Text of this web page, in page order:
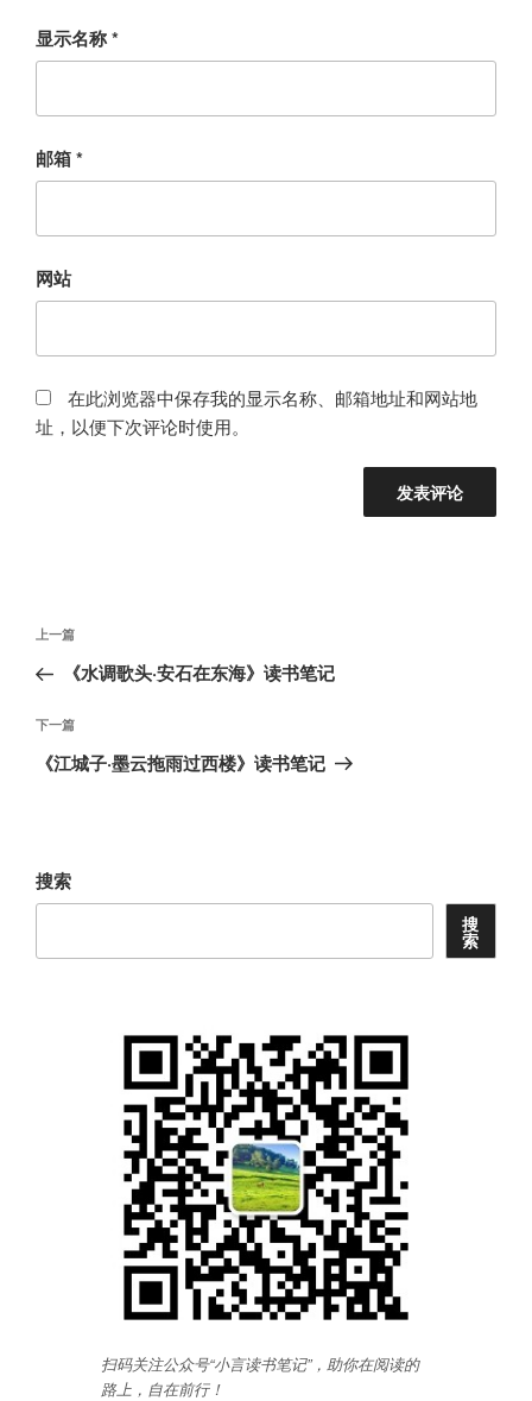
显示名称*
邮箱*
网站
在此浏览器中保存我的显示名称、邮箱地址和网站地
址，以便下次评论时使用。
文
导
航
上
一
文
章
上一篇
《水调歌头·安石在东海》读书笔记
下
一
下一篇
《江城子·墨云拖雨过西楼》读书笔记
搜索
搜
索
扫码关注公众号“小言读书笔记”，助你在阅读的
路上，自在前行！